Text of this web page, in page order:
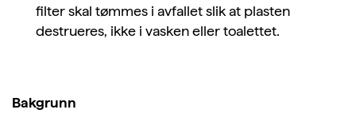
filter skal tømmes i avfallet slik at plasten
destrueres, ikke i vasken eller toalettet.
Bakgrunn